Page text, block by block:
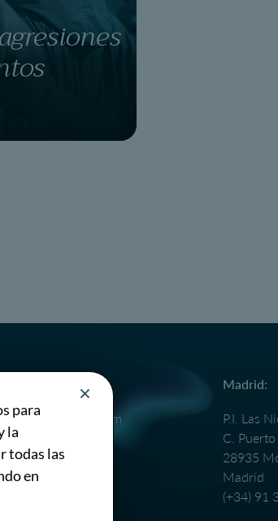
para
la
todas las
en
91 366 22 26
al equipo:
Madrid:
P.I. Las
C.
28935
Madrid
(+34) 91